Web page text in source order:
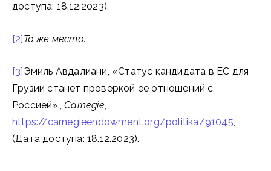
доступа: 18.12.2023).
[2]То же место.
[3]Эмиль Авдалиани, «Статус кандидата в ЕС для
Грузии станет проверкой ее отношений с
Россией».,Carnegie,
https://carnegieendowment.org/politika/91045,
(Дата доступа: 18.12.2023).